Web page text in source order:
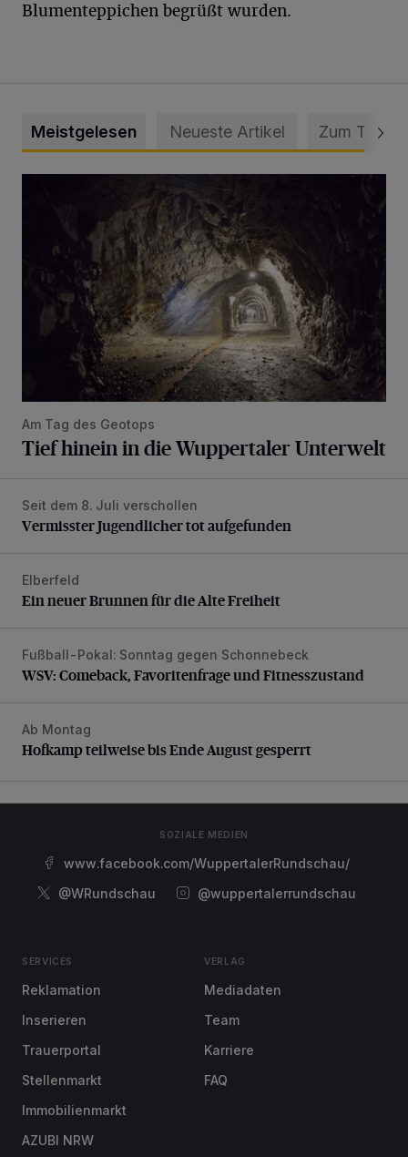
Blumenteppichen begrüßt wurden.
Meistgelesen Neueste Artikel Zum Thema
Am Tag des Geotops
Tief hinein in die Wuppertaler Unterwelt
Vermisster Jugendlicher tot aufgefunden
Seit dem 8. Juli verschollen
Vermisster Jugendlicher tot aufgefunden
Ein neuer Brunnen für die Alte Freiheit
Elberfeld
Ein neuer Brunnen für die Alte Freiheit
WSV: Comeback, Favoritenfrage und Fitnesszustand
Fußball-Pokal: Sonntag gegen Schonnebeck
WSV: Comeback, Favoritenfrage und Fitnesszustand
Hofkamp teilweise bis Ende August gesperrt
Ab Montag
Hofkamp teilweise bis Ende August gesperrt
SOZIALE MEDIEN
www.facebook.com/WuppertalerRundschau/
@WRundschau
@wuppertalerrundschau
SERVICES
Reklamation
Inserieren
Trauerportal
Stellenmarkt
Immobilienmarkt
AZUBI NRW
VERLAG
Mediadaten
Team
Karriere
FAQ